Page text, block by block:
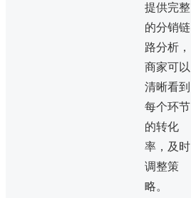
提供完整
的分销链
路分析，
商家可以
清晰看到
每个环节
的转化
率，及时
调整策
略。